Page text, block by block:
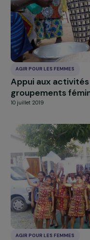
AGIR POUR LES FEMMES
Favoriser
solutions
entrepreneures
18 septembre 2019